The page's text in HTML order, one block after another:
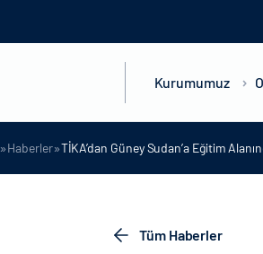
Kurumumuz
»Haberler»TİKA’dan Güney Sudan’a Eğitim
Tüm Haberler